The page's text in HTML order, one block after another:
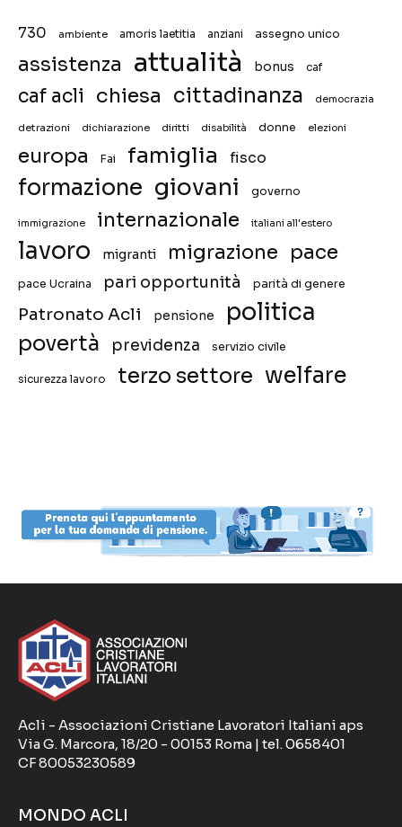
730 ambiente amoris laetitia anziani assegno unico
assistenza attualità bonus caf
caf acli chiesa cittadinanza democrazia
detrazioni dichiarazione diritti disabilità donne elezioni
europa Fai famiglia fisco
formazione giovani governo
immigrazione internazionale italiani all'estero
lavoro migranti migrazione pace
pace Ucraina pari opportunità parità di genere
Patronato Acli pensione politica
povertà previdenza servizio civile
sicurezza lavoro terzo settore welfare
Acli - Associazioni Cristiane Lavoratori Italiani aps
Via G. Marcora, 18/20 - 00153 Roma | tel. 0658401
CF 80053230589
MONDO ACLI